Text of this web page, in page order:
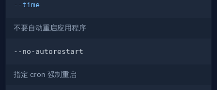
--time
不要自动重启应用程序
指定 cron 强制重启